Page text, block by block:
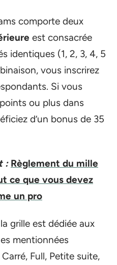
comporte deux
est consacrée
identiques (1, 2, 3, 4, 5
vous inscrirez
Si vous
ou plus dans
d’un bonus de 35
: Règlement du mille
ce que vous devez
un pro
grille est dédiée aux
mentionnées
Full, Petite suite,